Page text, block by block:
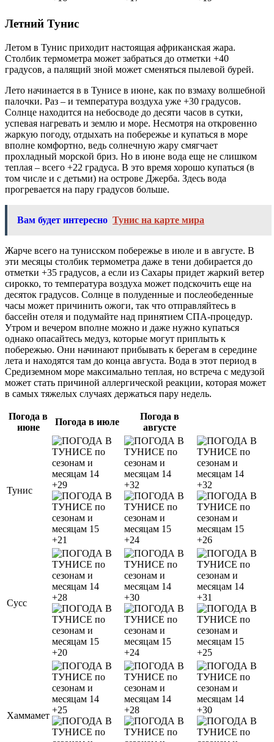
Летний Тунис
Летом в Тунис приходит настоящая африканская жара.
Столбик термометра может забраться до отметки +40
градусов, а палящий зной может сменяться пылевой бурей.
Лето начинается в в Тунисе в июне, как по взмаху волшебной
палочки. Раз – и температура воздуха уже +30 градусов.
Солнце находится на небосводе до десяти часов в сутки,
успевая нагревать и землю и море. Несмотря на откровенно
жаркую погоду, отдыхать на побережье и купаться в море
вполне комфортно, ведь солнечную жару смягчает
прохладный морской бриз. Но в июне вода еще не слишком
теплая – всего +22 градуса. В это время хорошо купаться (в
том числе и с детьми) на острове Джерба. Здесь вода
прогревается на пару градусов больше.
Вам будет интересно Тунис на карте мира
Жарче всего на тунисском побережье в июле и в августе. В
эти месяцы столбик термометра даже в тени добирается до
отметки +35 градусов, а если из Сахары придет жаркий ветер
сирокко, то температура воздуха может подскочить еще на
десяток градусов. Солнце в полуденные и послеобеденные
часы может причинить ожоги, так что отправляйтесь в
бассейн отеля и подумайте над принятием СПА-процедур.
Утром и вечером вполне можно и даже нужно купаться
однако опасайтесь медуз, которые могут приплыть к
побережью. Они начинают прибывать к берегам в середине
лета и находятся там до конца августа. Вода в этот период в
Средиземном море максимально теплая, но встреча с медузой
может стать причиной аллергической реакции, которая может
в самых тяжелых случаях держаться пару недель.
Погода в
июне
Погода в июле
Погода в
августе
Тунис
+29
+21
+32
+24
+32
+26
Сусс
+28
+20
+30
+24
+31
+25
Хаммамет
+25 +28 +30